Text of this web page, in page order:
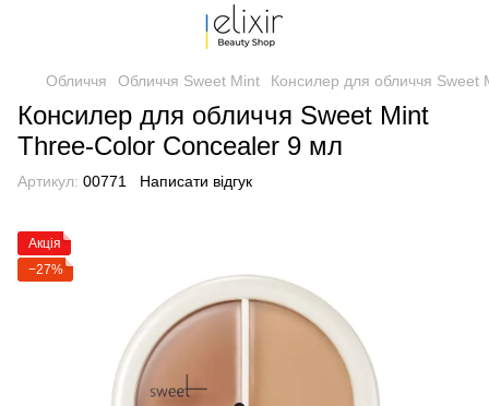
Обличчя Обличчя Sweet Mint Консилер для обличчя
Консилер для обличчя Sweet Mint
Three-Color Concealer 9 мл
Артикул: 00771 Написати відгук
Акція
−27%